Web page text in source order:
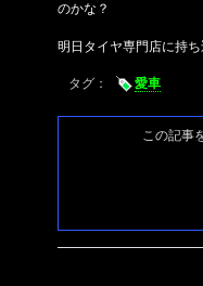
のかな？
明日タイヤ専門店に持
タグ： 愛車
この記事